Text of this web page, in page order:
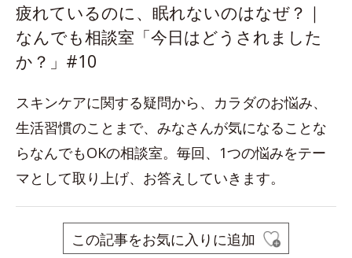
疲れているのに、眠れないのはなぜ？｜
なんでも相談室「今日はどうされました
か？」#10
スキンケアに関する疑問から、カラダのお悩み、
生活習慣のことまで、みなさんが気になることな
らなんでもOKの相談室。毎回、1つの悩みをテー
マとして取り上げ、お答えしていきます。
この記事をお気に入りに追加